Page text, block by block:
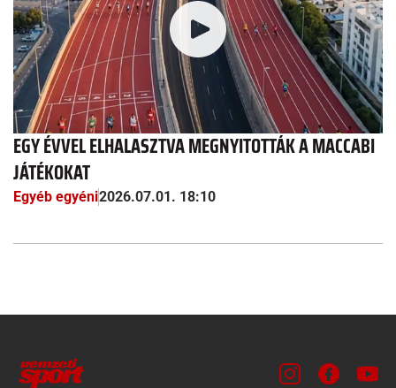
EGY ÉVVEL ELHALASZTVA MEGNYITOTTÁK A MACCABI
JÁTÉKOKAT
Egyéb egyéni2026.07.01. 18:10